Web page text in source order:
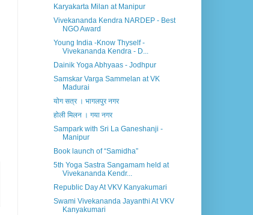
Karyakarta Milan at Manipur
Vivekananda Kendra NARDEP - Best
NGO Award
Young India -Know Thyself -
Vivekananda Kendra - D...
Dainik Yoga Abhyaas - Jodhpur
Samskar Varga Sammelan at VK
Madurai
योग सत्र । भागलपुर नगर
होली मिलन । गया नगर
Sampark with Sri La Ganeshanji -
Manipur
Book launch of “Samidha”
5th Yoga Sastra Sangamam held at
Vivekananda Kendr...
Republic Day At VKV Kanyakumari
Swami Vivekananda Jayanthi At VKV
Kanyakumari